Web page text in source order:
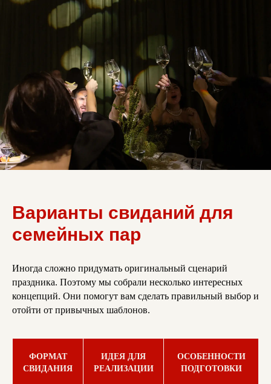
Варианты свиданий для
семейных пар
Иногда сложно придумать оригинальный сценарий
праздника. Поэтому мы собрали несколько интересных
концепций. Они помогут вам сделать правильный выбор и
отойти от привычных шаблонов.
ФОРМАТ
СВИДАНИЯ
ИДЕЯ ДЛЯ
РЕАЛИЗАЦИИ
ОСОБЕННОСТИ
ПОДГОТОВКИ